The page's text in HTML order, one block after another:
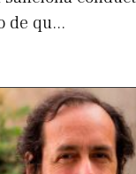
de qu...